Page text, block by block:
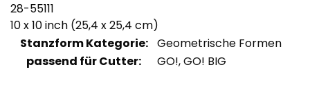
28-55111
10 x 10 inch (25,4 x 25,4 cm)
Stanzform Kategorie: Geometrische Formen
passend für Cutter:
GO!, GO! BIG